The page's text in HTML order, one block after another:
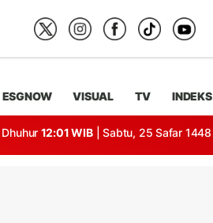
ESGNOW VISUAL TV INDEKS
Dhuhur 12:01 WIB | Sabtu, 25 Safar 1448